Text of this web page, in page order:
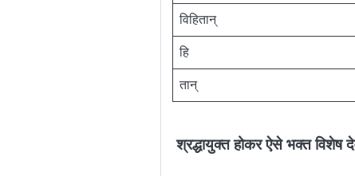
विहितान्
हि
तान्
श्रद्धायुक्त होकर ऐसे भक्त विशेष